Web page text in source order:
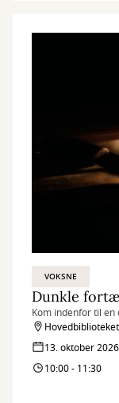
VOKSNE
Dunkle
Kom indenfor til
Hovedbiblioteket
13. oktober 2026
10:00 - 11:30